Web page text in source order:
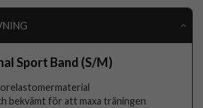
Sport Band (S/M)
bekvämt för att maxa träningen